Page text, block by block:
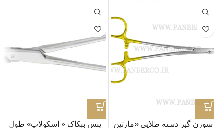
سوزن‌ گیر دسته طلایی «مارتین
پنس ببکاک « اسکولاپ» طول